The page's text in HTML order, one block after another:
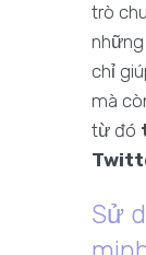
trò
chỉ
mà
từ đó
Sử